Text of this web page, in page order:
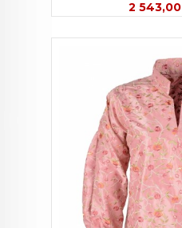
Tilbud
2 543,00